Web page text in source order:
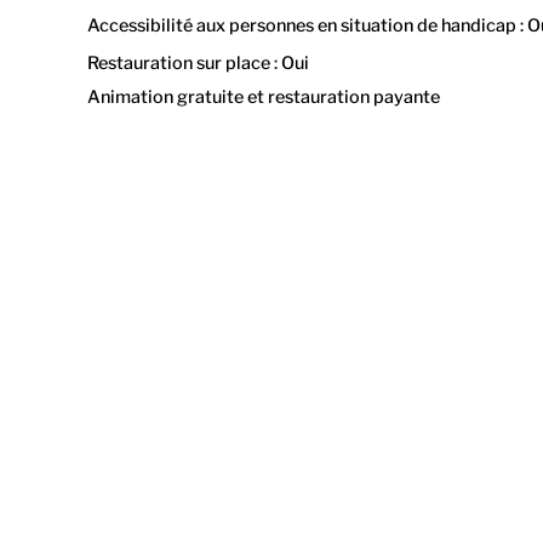
Accessibilité aux personnes en situation de handicap :
Restauration sur place : Oui
Animation gratuite et restauration payante